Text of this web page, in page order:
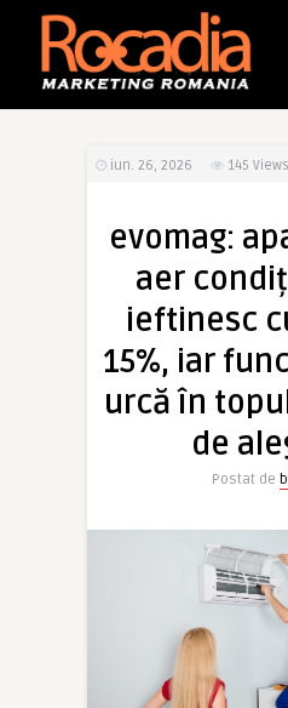
iun. 26, 2026 145 Views
evomag:
aer
ieftinesc
15%, iar
urcă în
de
Postat de